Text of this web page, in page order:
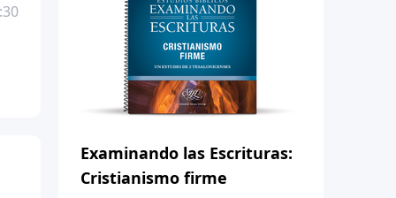
Examinando las Escrituras:
Cristianismo firme